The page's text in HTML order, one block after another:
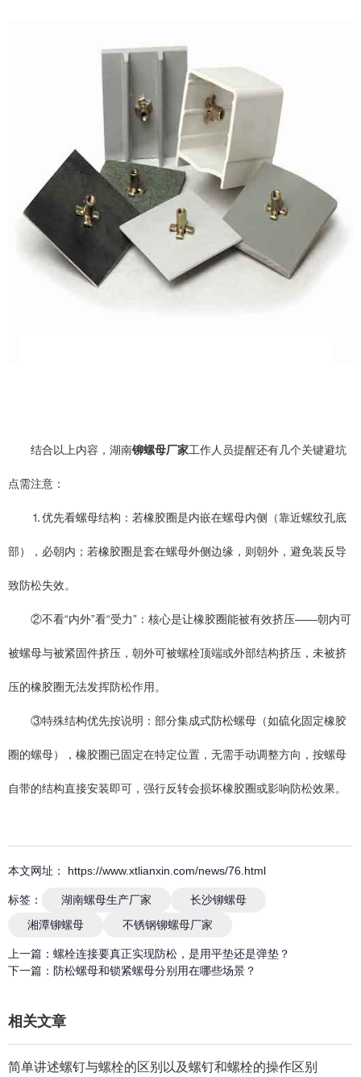
结合以上内容，湖南铆螺母厂家工作人员提醒还有几个关键避坑
点需注意：
⒈优先看螺母结构：若橡胶圈是内嵌在螺母内侧（靠近螺纹孔底
部），必朝内；若橡胶圈是套在螺母外侧边缘，则朝外，避免装反导
致防松失效。
②不看“内外”看“受力”：核心是让橡胶圈能被有效挤压——朝内可
被螺母与被紧固件挤压，朝外可被螺栓顶端或外部结构挤压，未被挤
压的橡胶圈无法发挥防松作用。
③特殊结构优先按说明：部分集成式防松螺母（如硫化固定橡胶
圈的螺母），橡胶圈已固定在特定位置，无需手动调整方向，按螺母
自带的结构直接安装即可，强行反转会损坏橡胶圈或影响防松效果。
本文网址： https://www.xtlianxin.com/news/76.html
标签： 湖南螺母生产厂家
长沙铆螺母
湘潭铆螺母
不锈钢铆螺母厂家
上一篇： 螺栓连接要真正实现防松，是用平垫还是弹垫？
下一篇： 防松螺母和锁紧螺母分别用在哪些场景？
相关文章
简单讲述螺钉与螺栓的区别以及螺钉和螺栓的操作区别